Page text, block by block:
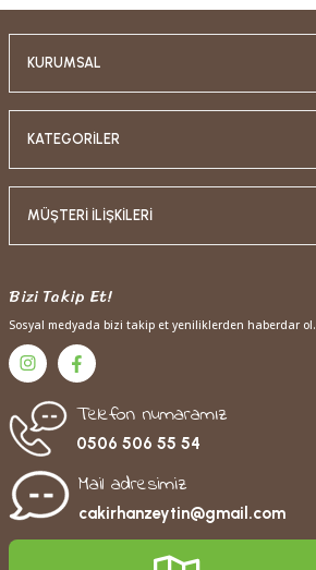
KURUMSAL
KATEGORİLER
MÜŞTERİ İLİŞKİLERİ
Bizi Takip Et!
Sosyal medyada bizi takip et yeniliklerden haberdar ol.
Telefon numaramız
0506 506 55 54
Mail adresimiz
cakirhanzeytin@gmail.com